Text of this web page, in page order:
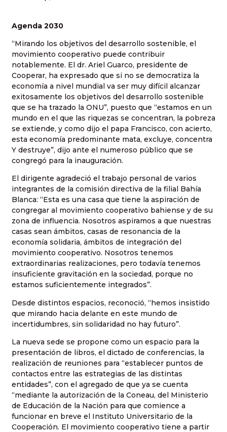
Agenda 2030
“Mirando los objetivos del desarrollo sostenible, el
movimiento cooperativo puede contribuir
notablemente. El dr. Ariel Guarco, presidente de
Cooperar, ha expresado que si no se democratiza la
economía a nivel mundial va ser muy difícil alcanzar
exitosamente los objetivos del desarrollo sostenible
que se ha trazado la ONU”, puesto que “estamos en un
mundo en el que las riquezas se concentran, la pobreza
se extiende, y como dijo el papa Francisco, con acierto,
esta economía predominante mata, excluye, concentra
Y destruye”, dijo ante el numeroso público que se
congregó para la inauguración.
El dirigente agradeció el trabajo personal de varios
integrantes de la comisión directiva de la filial Bahía
Blanca: “Esta es una casa que tiene la aspiración de
congregar al movimiento cooperativo bahiense y de su
zona de influencia. Nosotros aspiramos a que nuestras
casas sean ámbitos, casas de resonancia de la
economía solidaria, ámbitos de integración del
movimiento cooperativo. Nosotros tenemos
extraordinarias realizaciones, pero todavía tenemos
insuficiente gravitación en la sociedad, porque no
estamos suficientemente integrados”.
Desde distintos espacios, reconoció, “hemos insistido
que mirando hacia delante en este mundo de
incertidumbres, sin solidaridad no hay futuro”.
La nueva sede se propone como un espacio para la
presentación de libros, el dictado de conferencias, la
realización de reuniones para “establecer puntos de
contactos entre las estrategias de las distintas
entidades”, con el agregado de que ya se cuenta
“mediante la autorización de la Coneau, del Ministerio
de Educación de la Nación para que comience a
funcionar en breve el Instituto Universitario de la
Cooperación. El movimiento cooperativo tiene a partir